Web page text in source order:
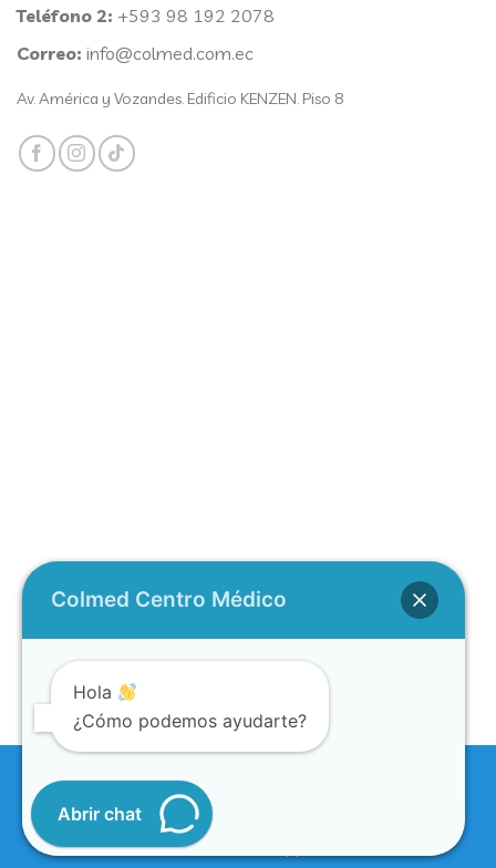
Teléfono 2: +593 98 192 2078
Correo: info@colmed.com.ec
Av. América y Vozandes. Edificio KENZEN. Piso 8
Copyright 2026
COLMED centro medico - Diseño2026
workmakeapp
Colmed Centro Médico
Hola
¿Cómo podemos ayudarte?
Abrir chat